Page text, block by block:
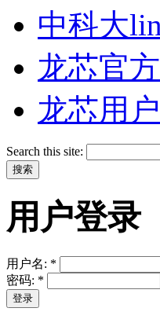
中科大
龙芯官
龙芯用
Search this site:
用户登录
用户名: *
密码: *